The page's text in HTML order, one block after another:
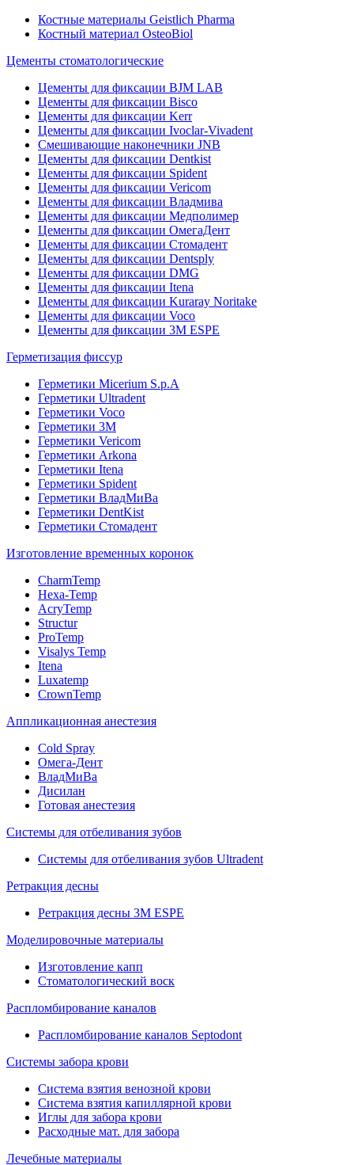
Костные материалы Geistlich Pharma
Костный материал OsteoBiol
Цементы стоматологические
Цементы для фиксации BJM LAB
Цементы для фиксации Bisco
Цементы для фиксации Kerr
Цементы для фиксации Ivoclar-Vivadent
Смешивающие наконечники JNB
Цементы для фиксации Dentkist
Цементы для фиксации Spident
Цементы для фиксации Vericom
Цементы для фиксации Владмива
Цементы для фиксации Медполимер
Цементы для фиксации ОмегаДент
Цементы для фиксации Стомадент
Цементы для фиксации Dentsply
Цементы для фиксации DMG
Цементы для фиксации Itena
Цементы для фиксации Kuraray Noritake
Цементы для фиксации Voco
Цементы для фиксации 3M ESPE
Герметизация фиссур
Герметики Micerium S.p.A
Герметики Ultradent
Герметики Voco
Герметики 3M
Герметики Vericom
Герметики Arkona
Герметики Itena
Герметики Spident
Герметики ВладМиВа
Герметики DentKist
Герметики Стомадент
Изготовление временных коронок
CharmTemp
Hexa-Temp
AcryTemp
Structur
ProTemp
Visalys Temp
Itena
Luxatemp
CrownTemp
Аппликационная анестезия
Cold Spray
Омега-Дент
ВладМиВа
Дисилан
Готовая анестезия
Системы для отбеливания зубов
Системы для отбеливания зубов Ultradent
Ретракция десны
Ретракция десны 3M ESPE
Моделировочные материалы
Изготовление капп
Стоматологический воск
Распломбирование каналов
Распломбирование каналов Septodont
Системы забора крови
Система взятия венозной крови
Система взятия капиллярной крови
Иглы для забора крови
Расходные мат. для забора
Лечебные материалы